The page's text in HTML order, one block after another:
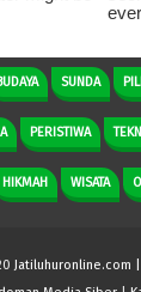
SUNDA
PERISTIWA
HIKMAH WISATA
Jatiluhuronline.com